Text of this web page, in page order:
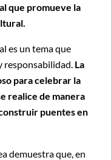
que promueve la
es un tema que
responsabilidad. La
para celebrar la
realice de manera
puentes en
demuestra que, en